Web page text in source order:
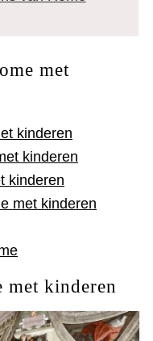
met
kinderen
kinderen
kinderen
met kinderen
met kinderen